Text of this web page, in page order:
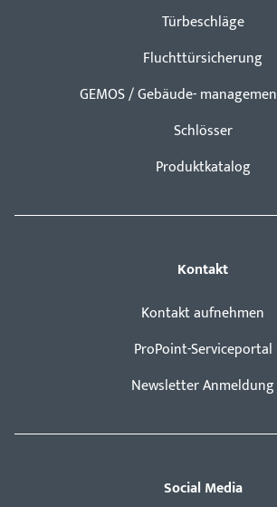
Türbeschläge
Fluchttürsicherung
GEMOS / Gebäude-
Schlösser
Produktkatalog
Kontakt
Kontakt aufnehmen
ProPoint-Serviceportal
Newsletter Anmeldung
Social Media